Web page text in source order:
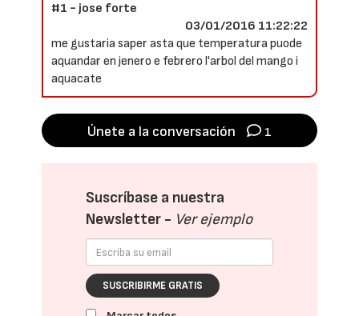
#1 - jose forte
03/01/2016 11:22:22
me gustaria saper asta que temperatura puode
aquandar en jenero e febrero l'arbol del mango i
aquacate
Únete a la conversación 1
Suscríbase a nuestra
Newsletter - Ver ejemplo
SUSCRIBIRME GRATIS